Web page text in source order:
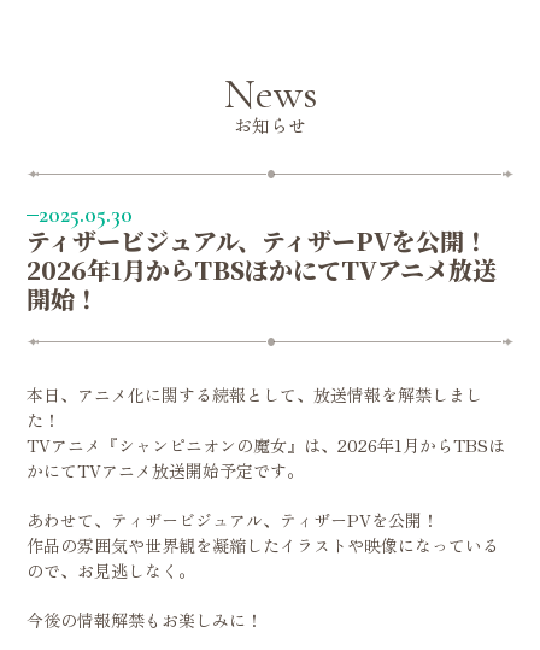
News
Movie
Character
Music
Blu-ray
Official X
News
お知らせ
2025.05.30
ティザービジュアル、ティザーPVを公開！
2026年1月からTBSほかにてTVアニメ放送
開始！
本日、アニメ化に関する続報として、放送情報を解禁しまし
た！
TVアニメ『シャンピニオンの魔女』は、2026年1月からTBSほ
かにてTVアニメ放送開始予定です。
あわせて、ティザービジュアル、ティザーPVを公開！
作品の雰囲気や世界観を凝縮したイラストや映像になっている
ので、お見逃しなく。
今後の情報解禁もお楽しみに！